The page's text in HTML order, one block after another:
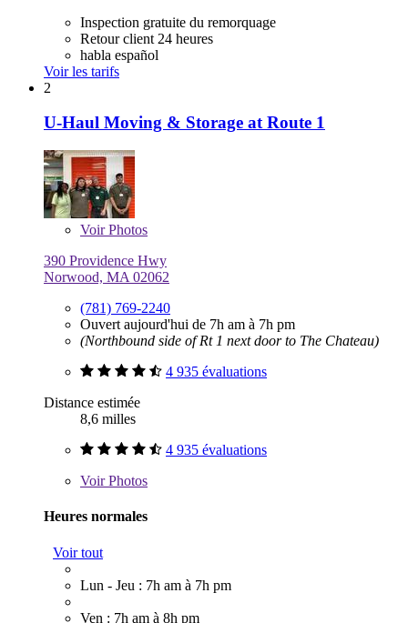
Inspection gratuite du remorquage
Retour client 24 heures
habla español
Voir les tarifs
2
U-Haul Moving & Storage at Route 1
VoirPhotos
390 Providence Hwy
Norwood, MA 02062
(781) 769-2240
Ouvert aujourd'hui de 7h am à 7h pm
(Northbound side of Rt 1 next door to The Chateau)
4 935 évaluations
Distance estimée
8,6 milles
4 935 évaluations
VoirPhotos
Heures normales
Voir tout
Lun - Jeu : 7h am à 7h pm
Ven : 7h am à 8h pm